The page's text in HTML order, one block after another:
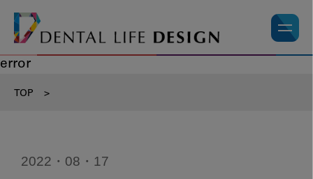
error
TOP >
2022・08・17